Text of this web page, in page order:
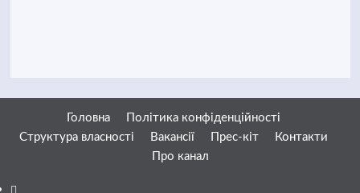
Головна
Політика конфіденційності
Структура власності
Вакансії Прес-кіт
Контакти
Про канал
Facebook